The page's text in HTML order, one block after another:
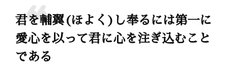
君を輔翼(ほよく)し奉るには第一に
愛心を以って君に心を注ぎ込むこと
である